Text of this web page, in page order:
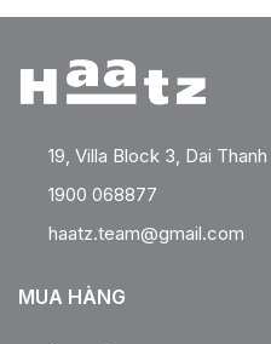
19, Villa Block 3, Dai
1900 068877
haatz.team@gmail.com
MUA HÀNG